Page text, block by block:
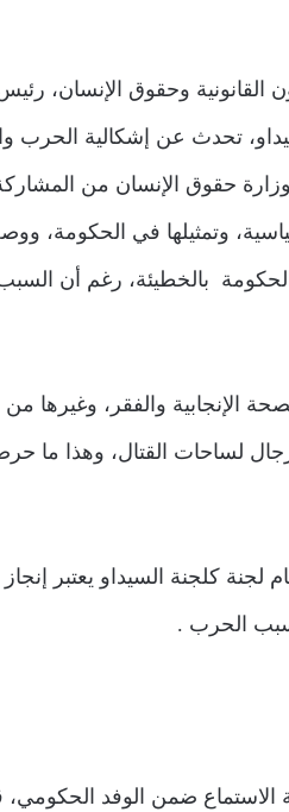
القانونية وحقوق الإنسان،
تحدث عن إشكالية الحرب
حقوق الإنسان من المشاركة
وتمثيلها في الحكومة،
بالخطيئة، رغم أن السبب
الإنجابية والفقر، وغيرها من
لساحات القتال، وهذا ما
كلجنة السيداو يعتبر
بسبب الحرب .
ضمن الوفد الحكومي،